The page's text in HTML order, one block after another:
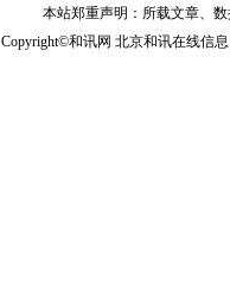
本站郑重声明：所载文章、
Copyright©和讯网 北京和讯在线信